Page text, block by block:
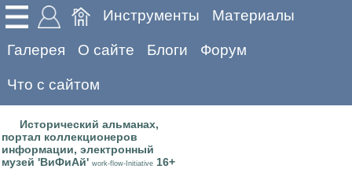
Инструменты Материалы
Галерея О сайте Блоги Форум
Что с сайтом
Исторический альманах,
портал коллекционеров
информации, электронный
музей 'ВиФиАй' work-flow-Initiative 16+